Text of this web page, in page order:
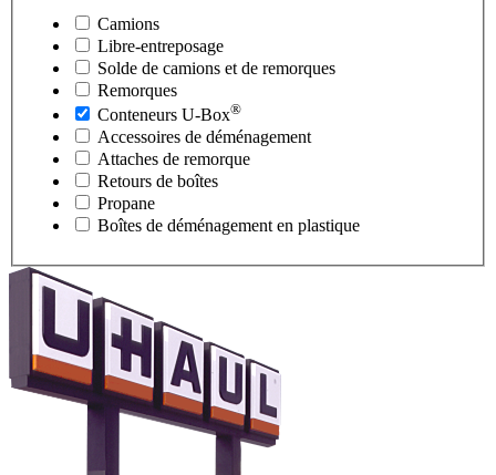
Camions
Libre-entreposage
Solde de camions et de remorques
Remorques
Conteneurs U-Box®
Accessoires de déménagement
Attaches de remorque
Retours de boîtes
Propane
Boîtes de déménagement en plastique